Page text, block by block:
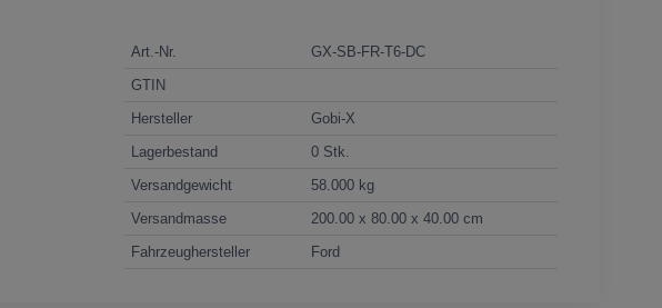
Art.-Nr.
GX-SB-FR-T6-DC
GTIN
Hersteller
Gobi-X
Lagerbestand
0 Stk.
Versandgewicht
58.000 kg
Versandmasse
200.00 x 80.00 x 40.00 cm
Fahrzeughersteller
Ford